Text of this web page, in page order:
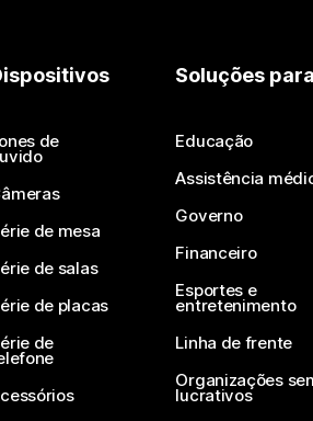
de
de mesa
de salas
de placas
de
Soluções para
Educação
Assistência
Governo
Financeiro
Esportes e
entretenimento
Linha de frente
Organizações
lucrativos